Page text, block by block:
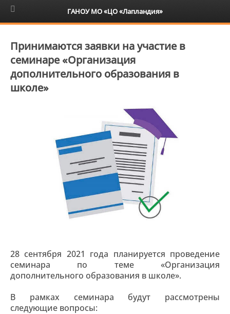
6+
Принимаются заявки на участие в
семинаре «Организация
дополнительного образования в
школе»
28 сентября 2021 года планируется проведение
семинара по теме «Организация
дополнительного образования в школе».
В рамках семинара будут рассмотрены
следующие вопросы:
ГАНОУ МО «ЦО «Лапландия»